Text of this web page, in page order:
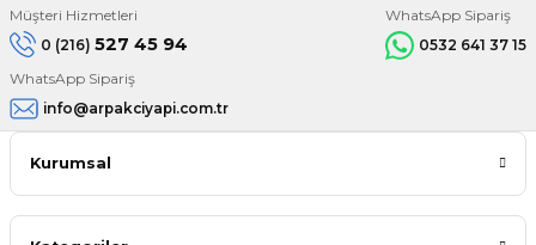
Müşteri Hizmetleri
0 (216) 527 45 94
WhatsApp Sipariş
0532 641 37 15
WhatsApp Sipariş
info@arpakciyapi.com.tr
Kurumsal